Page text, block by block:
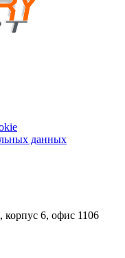
данных
6, офис 1106